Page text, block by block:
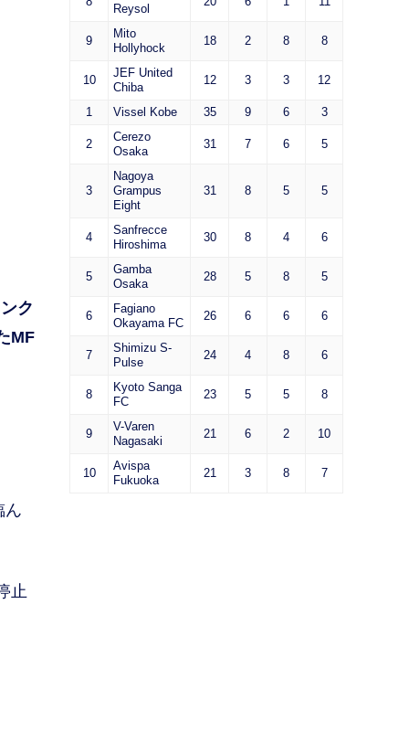
ク
MF
ん
止
Reysol
9
Mito
Hollyhock
18 2 8 8
10
JEF United
Chiba
12 3 3 12
1 Vissel Kobe 35 9 6 3
2
Cerezo
Osaka
31 7 6 5
3
Nagoya
Grampus
Eight
31 8 5 5
4
Sanfrecce
Hiroshima
30 8 4 6
5
Gamba
Osaka
28 5 8 5
6
Fagiano
Okayama FC
26 6 6 6
7
Shimizu S-
Pulse
24 4 8 6
8
Kyoto Sanga
FC
23 5 5 8
9
V-Varen
Nagasaki
21 6 2 10
10
Avispa
Fukuoka
21 3 8 7